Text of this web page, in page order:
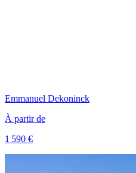
Emmanuel Dekoninck
À partir de
1 590 €